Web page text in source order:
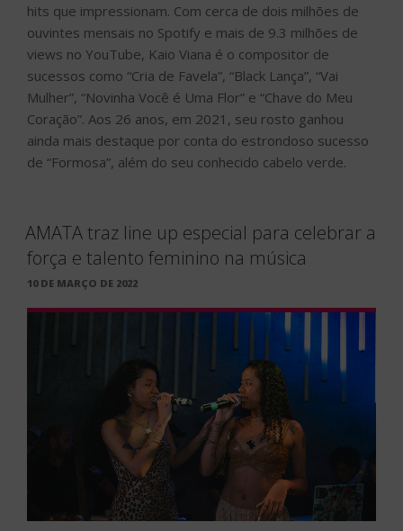
hits que impressionam. Com cerca de dois milhões de
ouvintes mensais no Spotify e mais de 9.3 milhões de
views no YouTube, Kaio Viana é o compositor de
sucessos como “Cria de Favela”, “Black Lança”, “Vai
Mulher”, “Novinha Você é Uma Flor” e “Chave do Meu
Coração”. Aos 26 anos, em 2021, seu rosto ganhou
ainda mais destaque por conta do estrondoso sucesso
de “Formosa”, além do seu conhecido cabelo verde.
AMATA traz line up especial para celebrar a
força e talento feminino na música
PUBLICADO
10 DE MARÇO DE 2022